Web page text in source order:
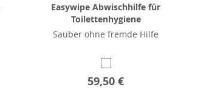
Easywipe Abwischhilfe für
Toilettenhygiene
Sauber ohne fremde Hilfe
59,50 €